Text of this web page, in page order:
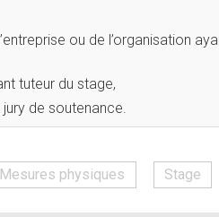
ou de l’organisation
tuteur du stage,
de soutenance.
physiques Stage